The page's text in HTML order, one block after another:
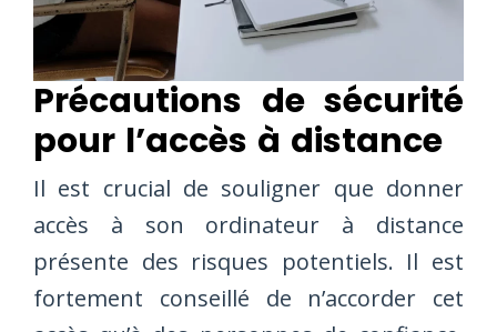
Précautions de sécurité
pour l’accès à distance
Il est crucial de souligner que donner
accès à son ordinateur à distance
présente des risques potentiels. Il est
fortement conseillé de n’accorder cet